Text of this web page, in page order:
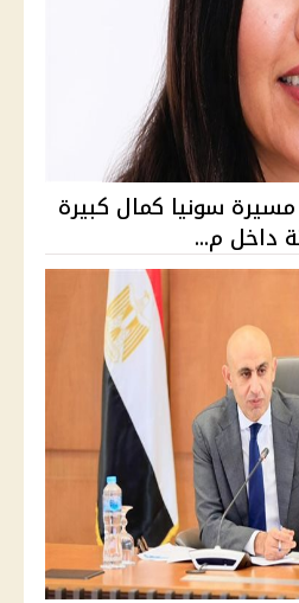
سونيا كمال كبيرة
داخل م...